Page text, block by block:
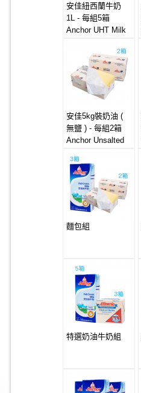
安佳紐西蘭牛奶
1L - 每組5箱
Anchor UHT Milk
安佳5kg裝奶油 (
無鹽 ) - 每組2箱
Anchor Unsalted
麵包組
特選奶油牛奶組